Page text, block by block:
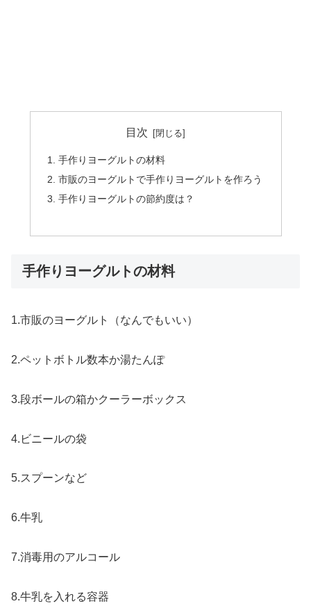
目次
手作りヨーグルトの材料
市販のヨーグルトで手作りヨーグルトを作ろう
手作りヨーグルトの節約度は？
手作りヨーグルトの材料
1.市販のヨーグルト（なんでもいい）
2.ペットボトル数本か湯たんぽ
3.段ボールの箱かクーラーボックス
4.ビニールの袋
5.スプーンなど
6.牛乳
7.消毒用のアルコール
8.牛乳を入れる容器